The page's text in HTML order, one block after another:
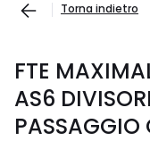
Torna indietro
FTE
AS6
PASSAGGIO